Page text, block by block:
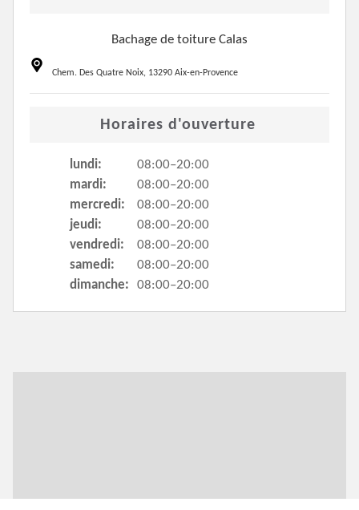
Bachage de toiture Calas
Chem. Des Quatre Noix, 13290 Aix-en-Provence
Horaires d'ouverture
lundi:
08:00–20:00
mardi:
08:00–20:00
mercredi:
08:00–20:00
jeudi:
08:00–20:00
vendredi:
08:00–20:00
samedi:
08:00–20:00
dimanche:
08:00–20:00